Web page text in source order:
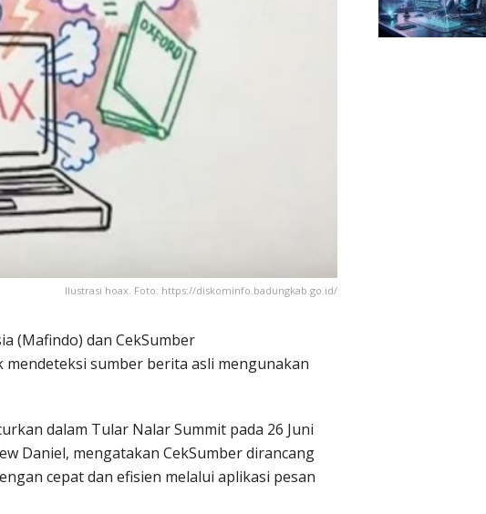
Ilustrasi hoax. Foto: https://diskominfo.badungkab.go.id/
(Mafindo) dan CekSumber
sumber berita asli mengunakan
dalam Tular Nalar Summit pada 26 Juni
Daniel, mengatakan CekSumber dirancang
cepat dan efisien melalui aplikasi pesan